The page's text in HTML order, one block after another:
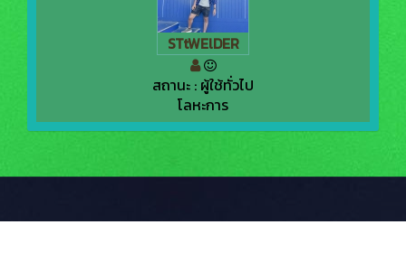
STtWElDER
สถานะ : ผู้ใช้ทั่วไป
โลหะการ